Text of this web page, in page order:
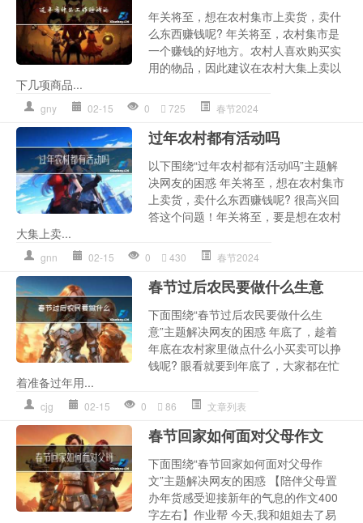
年关将至，想在农村集市上卖货，卖什
么东西赚钱呢? 年关将至，农村集市是
一个赚钱的好地方。农村人喜欢购买实
用的物品，因此建议在农村大集上卖以
下几项商品...
gny 02-15 0 725 春节2024
过年农村都有活动吗
以下围绕“过年农村都有活动吗”主题解
决网友的困惑 年关将至，想在农村集市
上卖货，卖什么东西赚钱呢? 很高兴回
答这个问题！年关将至，要是想在农村
大集上卖...
gnn 02-15 0 430 春节2024
春节过后农民要做什么生意
下面围绕“春节过后农民要做什么生
意”主题解决网友的困惑 年底了，趁着
年底在农村家里做点什么小买卖可以挣
钱呢? 眼看就要到年底了，大家都在忙
着准备过年用...
cjg 02-15 0 86 文章列表
春节回家如何面对父母作文
下面围绕“春节回家如何面对父母作
文”主题解决网友的困惑 【陪伴父母置
办年货感受迎接新年的气息的作文400
字左右】作业帮 今天,我和姐姐去了易